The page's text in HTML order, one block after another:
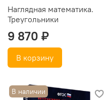
Наглядная математика.
Треугольники
9 870 ₽
В корзину
В наличии